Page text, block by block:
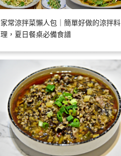
家常涼拌菜懶人包｜簡單好做的涼拌料
理，夏日餐桌必備食譜